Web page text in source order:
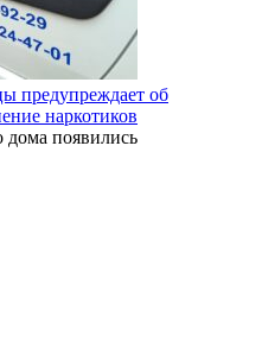
об
наркотиков
дома появились